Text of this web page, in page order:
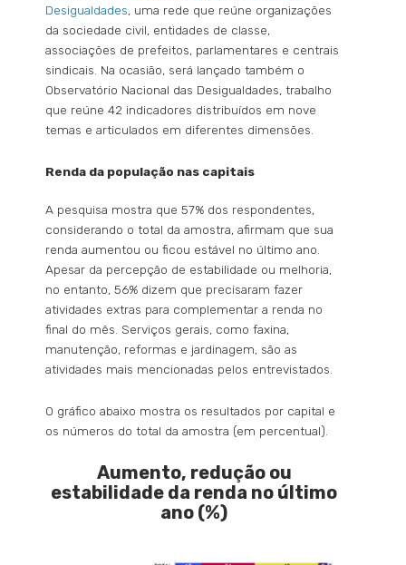
Desigualdades, uma rede que reúne organizações
da sociedade civil, entidades de classe,
associações de prefeitos, parlamentares e centrais
sindicais. Na ocasião, será lançado também o
Observatório Nacional das Desigualdades, trabalho
que reúne 42 indicadores distribuídos em nove
temas e articulados em diferentes dimensões.
Renda da população nas capitais
A pesquisa mostra que 57% dos respondentes,
considerando o total da amostra, afirmam que sua
renda aumentou ou ficou estável no último ano.
Apesar da percepção de estabilidade ou melhoria,
no entanto, 56% dizem que precisaram fazer
atividades extras para complementar a renda no
final do mês. Serviços gerais, como faxina,
manutenção, reformas e jardinagem, são as
atividades mais mencionadas pelos entrevistados.
O gráfico abaixo mostra os resultados por capital e
os números do total da amostra (em percentual).
Aumento, redução ou
estabilidade da renda no último
ano (%)